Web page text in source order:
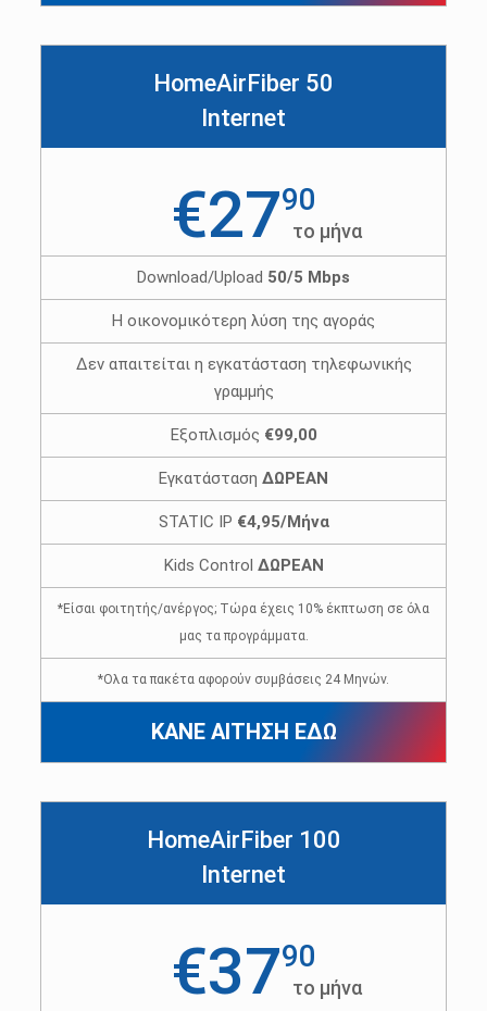
HomeAirFiber 50
Internet
€2790
το μήνα
Download/Upload 50/5 Mbps
Η οικονομικότερη λύση της αγοράς
Δεν απαιτείται η εγκατάσταση τηλεφωνικής
γραμμής
Εξοπλισμός €99,00
Εγκατάσταση ΔΩΡΕΑΝ
STATIC IP €4,95/Μήνα
Kids Control ΔΩΡΕΑΝ
*Είσαι φοιτητής/ανέργος; Τώρα έχεις 10% έκπτωση σε όλα
μας τα προγράμματα.
*Ολα τα πακέτα αφορούν συμβάσεις 24 Μηνών.
ΚΑΝΕ ΑΙΤΗΣΗ ΕΔΩ
HomeAirFiber 100
Internet
€3790
το μήνα